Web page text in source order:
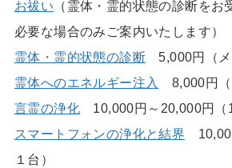
お祓い （霊体・霊的状態の診断をお
必要な場合のみご案内いたします）
霊体・霊的状態の診断5,000円（メ
霊体へのエネルギー注入
8,000円（
言霊の浄化10,000円～20,000円（1
スマートフォンの浄化と結界
１台）